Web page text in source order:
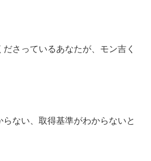
さっているあなたが、モン吉く
ない、取得基準がわからないと